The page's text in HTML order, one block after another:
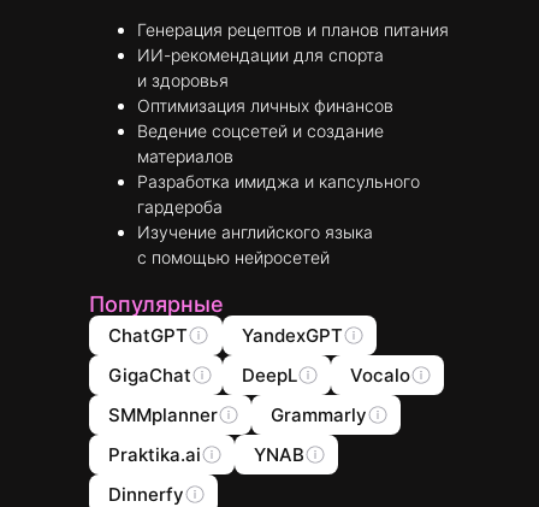
Популярные
ChatGPT
YandexGPT
GigaChat
DeepL
Vocalo
SMMplanner
Grammarly
Praktika.ai
YNAB
Dinnerfy
Генерация рецептов и планов питания
ИИ-рекомендации для спорта
и здоровья
Оптимизация личных финансов
Ведение соцсетей и создание
материалов
Разработка имиджа и капсульного
гардероба
Изучение английского языка
с помощью нейросетей